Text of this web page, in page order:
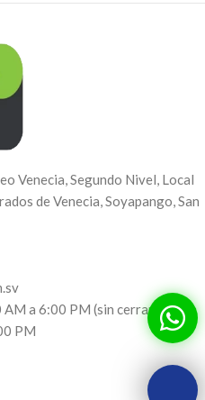
Venecia, Segundo Nivel, Local
de Venecia, Soyapango, San
AM a 6:00 PM (sin cerrar al
PM